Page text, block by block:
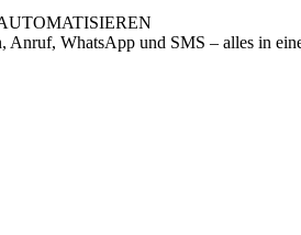
Anruf, WhatsApp und SMS – alles in